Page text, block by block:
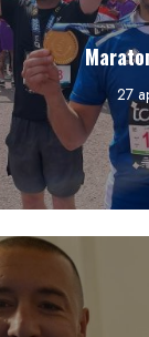
27